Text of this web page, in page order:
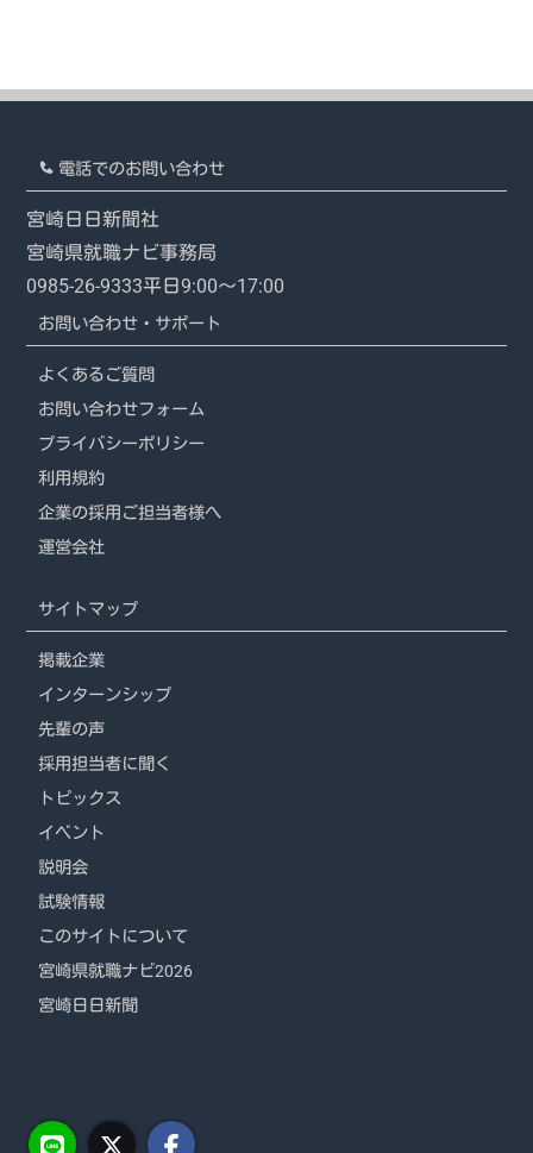
電話でのお問い合わせ
宮崎日日新聞社
宮崎県就職ナビ事務局
0985-26-9333平日9:00～17:00
お問い合わせ・サポート
よくあるご質問
お問い合わせフォーム
プライバシーポリシー
利用規約
企業の採用ご担当者様へ
運営会社
サイトマップ
掲載企業
インターンシップ
先輩の声
採用担当者に聞く
トピックス
イベント
説明会
試験情報
このサイトについて
宮崎県就職ナビ2026
宮崎日日新聞